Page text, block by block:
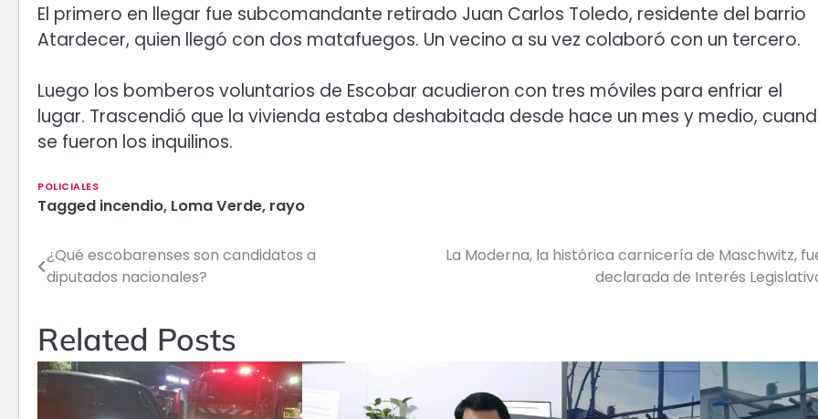
El primero en llegar fue subcomandante retirado Juan Carlos Toledo, residente del barrio
Atardecer, quien llegó con dos matafuegos. Un vecino a su vez colaboró con un tercero.
Luego los bomberos voluntarios de Escobar acudieron con tres móviles para enfriar el
lugar. Trascendió que la vivienda estaba deshabitada desde hace un mes y medio,
se fueron los inquilinos.
POLICIALES
Tagged incendio, Loma Verde, rayo
Navegación
de
entradas
¿Qué escobarenses son candidatos a
diputados nacionales?
La Moderna, la histórica carnicería de Maschwitz,
declarada de Interés
Related Posts